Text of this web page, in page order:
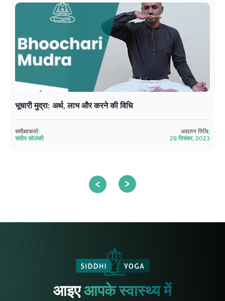
भूचारी मुद्रा: अर्थ, लाभ और करने की विधि
समीक्षाकर्ता:
संदीप सोलंकी
अद्यतन तिथि:
28 दिसंबर, 2023
आइएआपके स्वास्थ्य में